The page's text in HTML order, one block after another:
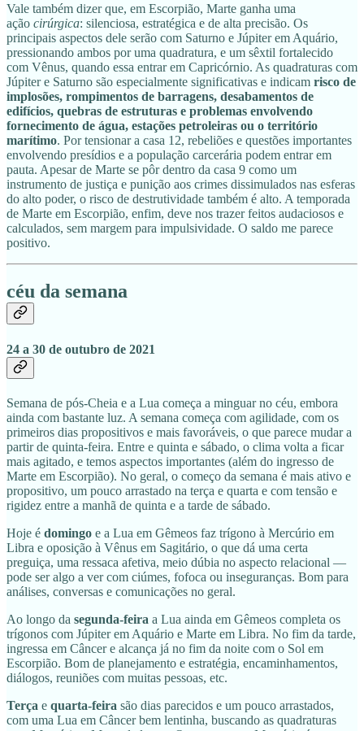
Vale também dizer que, em Escorpião, Marte ganha uma
ação cirúrgica: silenciosa, estratégica e de alta precisão. Os
principais aspectos dele serão com Saturno e Júpiter em Aquário,
pressionando ambos por uma quadratura, e um sêxtil fortalecido
com Vênus, quando essa entrar em Capricórnio. As quadraturas com
Júpiter e Saturno são especialmente significativas e indicam risco de
implosões, rompimentos de barragens, desabamentos de
edifícios, quebras de estruturas e problemas envolvendo
fornecimento de água, estações petroleiras ou o território
marítimo. Por tensionar a casa 12, rebeliões e questões importantes
envolvendo presídios e a população carcerária podem entrar em
pauta. Apesar de Marte se pôr dentro da casa 9 como um
instrumento de justiça e punição aos crimes dissimulados nas esferas
do alto poder, o risco de destrutividade também é alto. A temporada
de Marte em Escorpião, enfim, deve nos trazer feitos audaciosos e
calculados, sem margem para impulsividade. O saldo me parece
positivo.
céu da semana
24 a 30 de outubro de 2021
Semana de pós-Cheia e a Lua começa a minguar no céu, embora
ainda com bastante luz. A semana começa com agilidade, com os
primeiros dias propositivos e mais favoráveis, o que parece mudar a
partir de quinta-feira. Entre e quinta e sábado, o clima volta a ficar
mais agitado, e temos aspectos importantes (além do ingresso de
Marte em Escorpião). No geral, o começo da semana é mais ativo e
propositivo, um pouco arrastado na terça e quarta e com tensão e
rigidez entre a manhã de quinta e a tarde de sábado.
Hoje é domingo e a Lua em Gêmeos faz trígono à Mercúrio em
Libra e oposição à Vênus em Sagitário, o que dá uma certa
preguiça, uma ressaca afetiva, meio dúbia no aspecto relacional —
pode ser algo a ver com ciúmes, fofoca ou inseguranças. Bom para
análises, conversas e comunicações no geral.
Ao longo da segunda-feira a Lua ainda em Gêmeos completa os
trígonos com Júpiter em Aquário e Marte em Libra. No fim da tarde,
ingressa em Câncer e alcança já no fim da noite com o Sol em
Escorpião. Bom de planejamento e estratégia, encaminhamentos,
diálogos, reuniões com muitas pessoas, etc.
Terça e quarta-feira são dias parecidos e um pouco arrastados,
com uma Lua em Câncer bem lentinha, buscando as quadraturas